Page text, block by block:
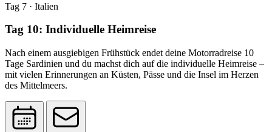
Tag 7 · Italien
Tag 10: Individuelle Heimreise
Nach einem ausgiebigen Frühstück endet deine Motorradreise 10
Tage Sardinien und du machst dich auf die individuelle Heimreise –
mit vielen Erinnerungen an Küsten, Pässe und die Insel im Herzen
des Mittelmeers.